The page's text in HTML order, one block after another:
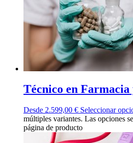
Técnico en
Desde 2.599,00 € Seleccionar
múltiples variantes. Las opciones
página de producto